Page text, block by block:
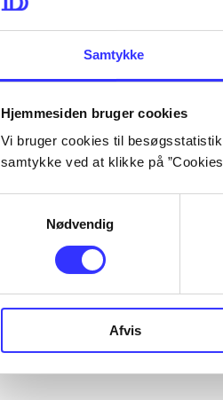
Samtykke
Hjemmesiden bruger cookies
Vi bruger cookies til
samtykke ved at klikke på
Nødvendig
Afvis
...
...
...